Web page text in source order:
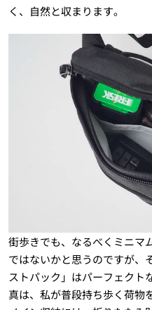
く、自然と収まります。
街歩きでも、なるべくミニマ
ではないかと思うのですが、
ストパック」はパーフェクト
真は、私が普段持ち歩く荷物